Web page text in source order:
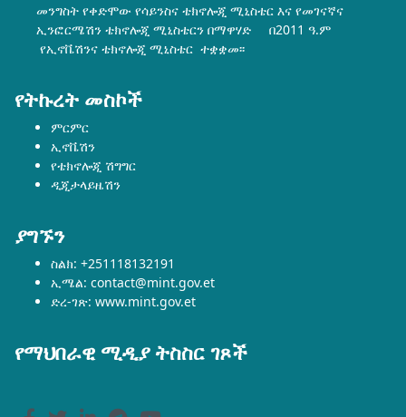
መንግስት የቀድሞው የሳይንስና ቴክኖሎጂ ሚኒስቴር እና የመገናኛና
ኢንፎርሜሽን ቴክኖሎጂ ሚኒስቴርን በማዋሃድ በ2011 ዓ.ም
የኢኖቬሽንና ቴክኖሎጂ ሚኒስቴር ተቋቋመ፡፡
የትኩረት መስኮች
ምርምር
ኢኖቬሽን
የቴክኖሎጂ ሽግግር
ዲጂታላይዜሽን
ያግኙን
ስልክ: +251118132191
ኢሜል: contact@mint.gov.et
ድረ-ገጽ: www.mint.gov.et
የማህበራዊ ሚዲያ ትስስር ገጾች